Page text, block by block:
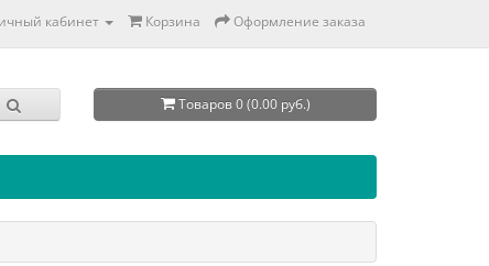
кабинет Корзина Оформление заказа
Товаров 0 (0.00 руб.)